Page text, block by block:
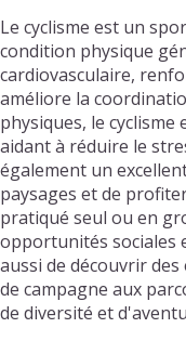
Le cyclisme est un
condition physique
cardiovasculaire,
améliore la
physiques, le
aidant à réduire le
également un
paysages et de
pratiqué seul ou en
opportunités sociales
aussi de découvrir
de campagne aux
de diversité et